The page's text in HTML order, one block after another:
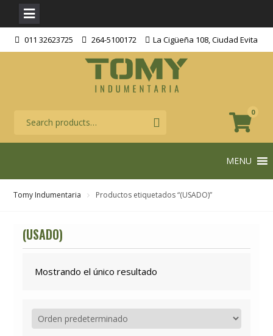
011 32623725 264-5100172 La Cigüeña 108, Ciudad Evita
0
MENU
Tomy Indumentaria Productos etiquetados “(USADO)”
(USADO)
Mostrando el único resultado